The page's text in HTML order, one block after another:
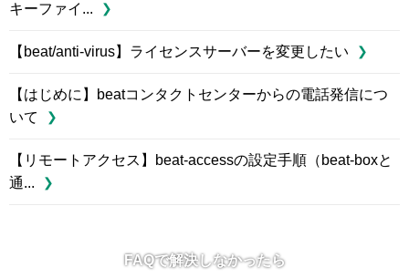
キーファイ...
【beat/anti-virus】ライセンスサーバーを変更したい
【はじめに】beatコンタクトセンターからの電話発信につ
いて
【リモートアクセス】beat-accessの設定手順（beat-boxと
通...
FAQで解決しなかったら